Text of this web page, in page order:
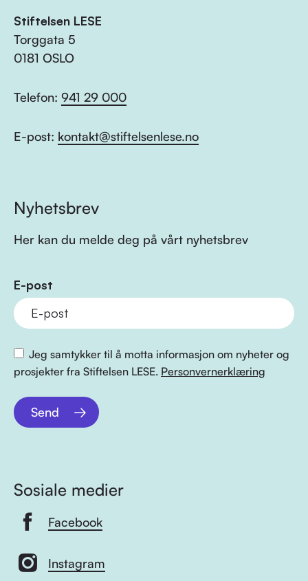
Stiftelsen LESE
Torggata 5
0181 OSLO
Telefon: 941 29 000
E-post: kontakt@stiftelsenlese.no
Nyhetsbrev
Her kan du melde deg på vårt nyhetsbrev
E-post
Jeg samtykker til å motta informasjon om nyheter og
prosjekter fra Stiftelsen LESE. Personvernerklæring
Send
Sosiale medier
Facebook
Instagram